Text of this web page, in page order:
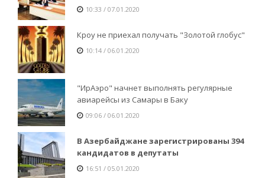
10:33 / 07.01.2020
Кроу не приехал получать "Золотой глобус"
10:14 / 06.01.2020
"ИрАэро" начнет выполнять регулярные
авиарейсы из Самары в Баку
09:06 / 06.01.2020
В Азербайджане зарегистрированы 394
кандидатов в депутаты
16:51 / 05.01.2020